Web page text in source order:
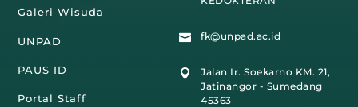
Galeri Wisuda
UNPAD
PAUS ID
Portal Staff
 fk@unpad.ac.id

Jalan Ir. Soekarno KM. 21,
Jatinangor - Sumedang
45363